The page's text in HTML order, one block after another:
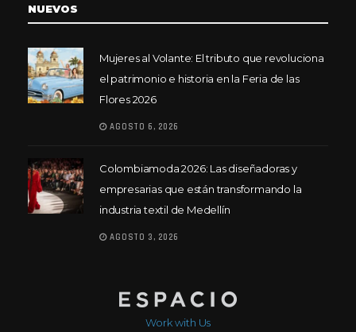
NUEVOS
Mujeres al Volante: El tributo que revoluciona
el patrimonio e historia en la Feria de las
Flores 2026
AGOSTO 6, 2026
Colombiamoda 2026: Las diseñadoras y
empresarias que están transformando la
industria textil de Medellín
AGOSTO 3, 2026
Work with Us